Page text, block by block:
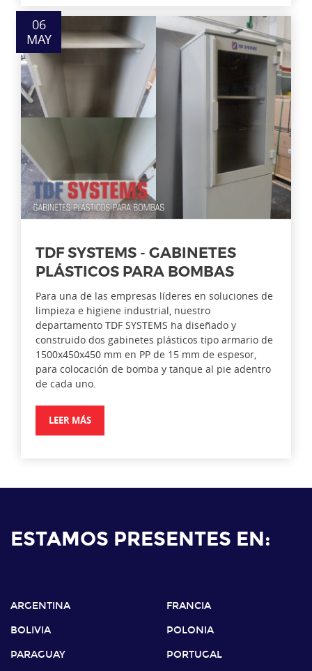
06
MAY
TDF SYSTEMS - GABINETES
PLÁSTICOS PARA BOMBAS
Para una de las empresas líderes en soluciones de
limpieza e higiene industrial, nuestro
departamento TDF SYSTEMS ha diseñado y
construido dos gabinetes plásticos tipo armario de
1500x450x450 mm en PP de 15 mm de espesor,
para colocación de bomba y tanque al pie adentro
de cada uno.
LEER MÁS
ESTAMOS PRESENTES EN:
ARGENTINA
BOLIVIA
PARAGUAY
FRANCIA
POLONIA
PORTUGAL